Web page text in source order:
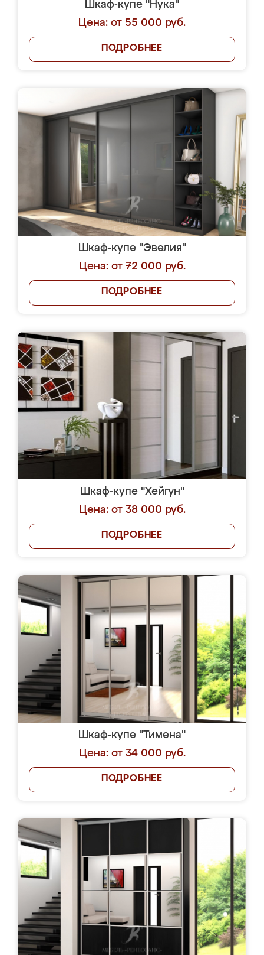
Шкаф-купе "Нука"
Цена: от 55 000 руб.
ПОДРОБНЕЕ
Шкаф-купе "Эвелия"
Цена: от 72 000 руб.
ПОДРОБНЕЕ
Шкаф-купе "Хейгун"
Цена: от 38 000 руб.
ПОДРОБНЕЕ
Шкаф-купе "Тимена"
Цена: от 34 000 руб.
ПОДРОБНЕЕ